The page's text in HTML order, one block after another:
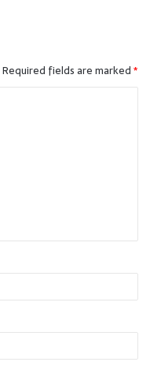
Required fields are marked*